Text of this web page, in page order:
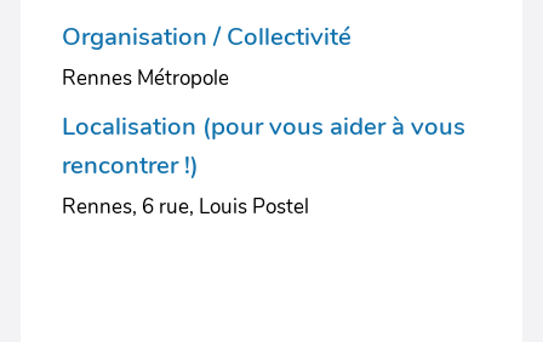
Organisation / Collectivité
Rennes Métropole
Localisation (pour vous aider à vous
rencontrer !)
Rennes, 6 rue, Louis Postel